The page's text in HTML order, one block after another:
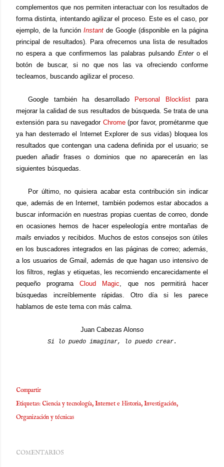
complementos que nos permiten interactuar con los resultados de
forma distinta, intentando agilizar el proceso. Este es el caso, por
ejemplo, de la función Instant de Google (disponible en la página
principal de resultados). Para ofrecernos una lista de resultados
no espera a que confirmemos las palabras pulsando Entero el
botón de buscar, si no que nos las va ofreciendo conforme
tecleamos, buscando agilizar el proceso.
Google también ha desarrollado Personal Blocklistpara
mejorar la calidad de sus resultados de búsqueda. Se trata de una
extensión para su navegador Chrome(por favor, prométanme que
ya han desterrado el Internet Explorer de sus vidas) bloquea los
resultados que contengan una cadena definida por el usuario; se
pueden añadir frases o dominios que no aparecerán en las
siguientes búsquedas.
Por último, no quisiera acabar esta contribución sin indicar
que, además de en Internet, también podemos estar abocados a
buscar información en nuestras propias cuentas de correo, donde
en ocasiones hemos de hacer espeleología entre montañas de
mails enviados y recibidos. Muchos de estos consejos son útiles
en los buscadores integrados en las páginas de correo; además,
a los usuarios de Gmail, además de que hagan uso intensivo de
los filtros, reglas y etiquetas, les recomiendo encarecidamente el
pequeño programaCloud Magic, que nos permitirá hacer
búsquedas increíblemente rápidas. Otro día si les parece
hablamos de este tema con más calma.
Juan Cabezas Alonso
Si lo puedo imaginar, lo puedo crear.
Compartir
Etiquetas: Ciencia y tecnología Internet e Historia Investigación
Organización y técnicas
COMENTARIOS